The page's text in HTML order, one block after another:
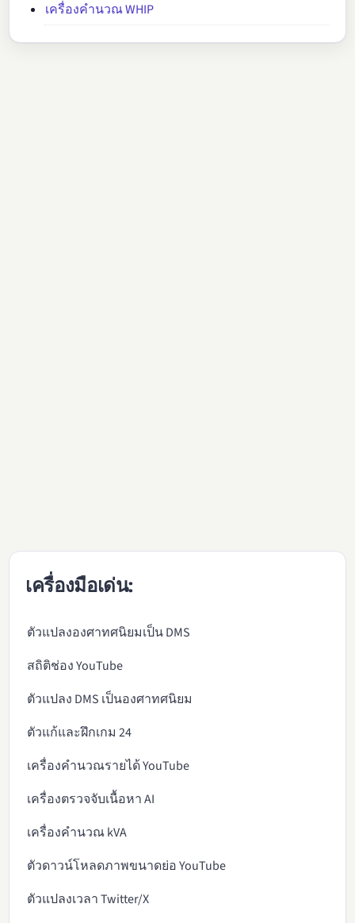
เครื่องคำนวณ WHIP
เครื่องมือเด่น:
ตัวแปลงองศาทศนิยมเป็น DMS
สถิติช่อง YouTube
ตัวแปลง DMS เป็นองศาทศนิยม
ตัวแก้และฝึกเกม 24
เครื่องคำนวณรายได้ YouTube
เครื่องตรวจจับเนื้อหา AI
เครื่องคำนวณ kVA
ตัวดาวน์โหลดภาพขนาดย่อ YouTube
ตัวแปลงเวลา Twitter/X